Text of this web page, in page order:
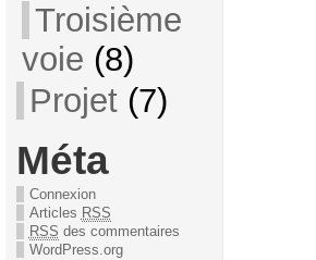
Troisième
voie (8)
Projet(7)
Méta
Connexion
Articles RSS
RSS des commentaires
WordPress.org